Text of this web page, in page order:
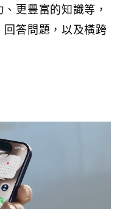
更豐富的知識等，
答問題，以及橫跨